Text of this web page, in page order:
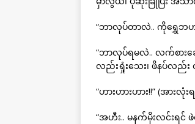
“ဘာလုပ်တာလဲ.. ကိုရွှေဘ
“ဘာလုပ်ရမလဲ.. လက်စားခ
လည်းရှုံးသေး၊ ဖိနပ်လည်
“ဟားဟားဟား!!” (အားလုံ
“အဟီး.. မနက်မိုးလင်းရင်